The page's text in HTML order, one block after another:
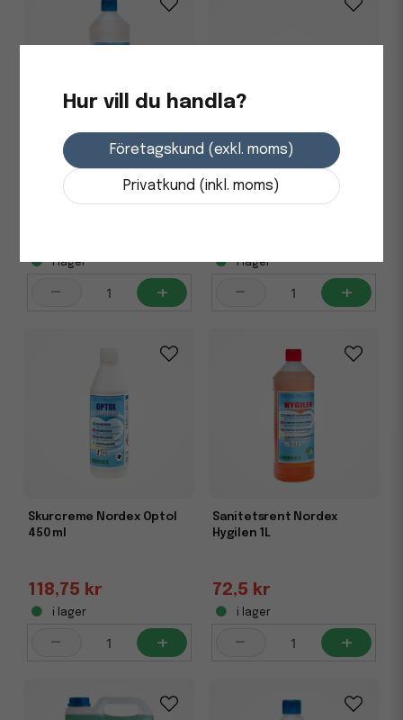
Handdiskmedel Nordex Fri
Disk Natur oparfymerad 1L
i lager
- +
Levang Max Plast
Naturfiber Gängad 30cm
i lager
- +
Skurcreme Nordex Optol
450 ml
118,75 kr
i lager
- +
Sanitetsrent Nordex
Hygilen 1L
72,5 kr
i lager
- +
Hur vill du handla?
Företagskund (exkl. moms)
Privatkund (inkl. moms)